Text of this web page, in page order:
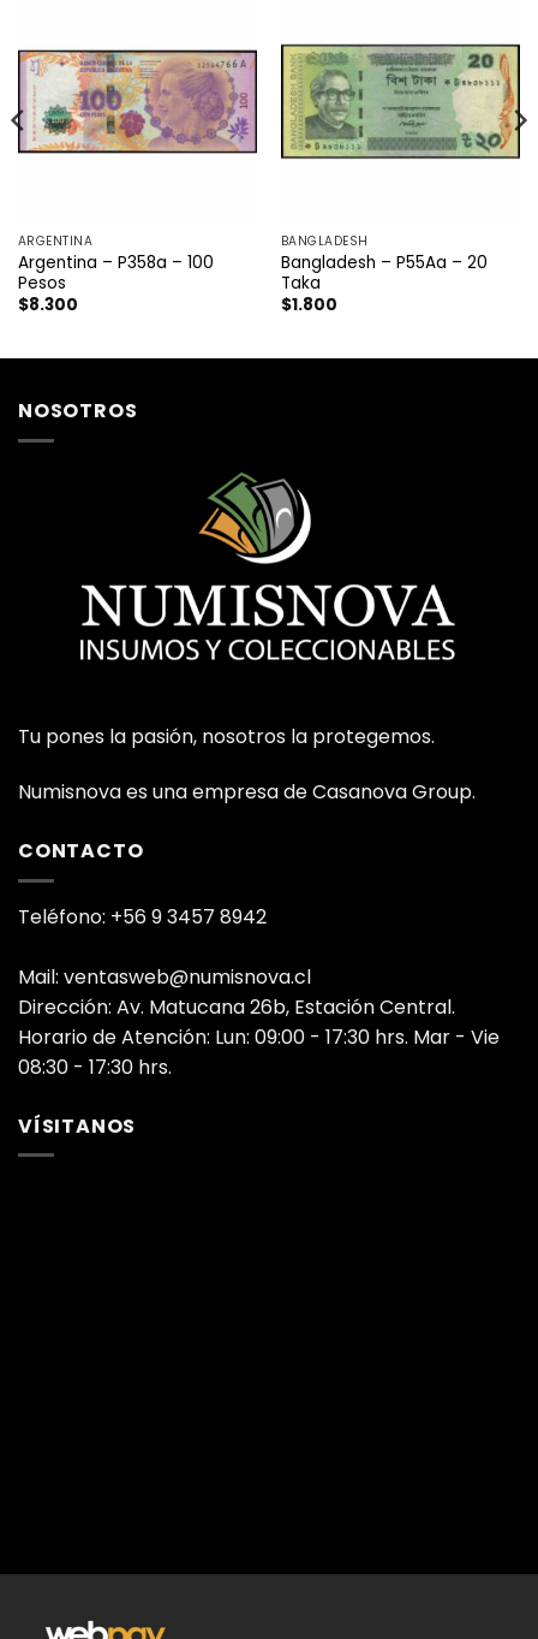
ARGENTINA
Argentina – P358a – 100
Pesos
$8.300
BANGLADESH
Bangladesh – P55Aa – 20
Taka
$1.800
NOSOTROS
Tu pones la pasión, nosotros la protegemos.
Numisnova es una empresa de Casanova Group.
CONTACTO
Teléfono: +56 9 3457 8942
Mail: ventasweb@numisnova.cl
Dirección: Av. Matucana 26b, Estación Central.
Horario de Atención: Lun: 09:00 - 17:30 hrs. Mar - Vie
08:30 - 17:30 hrs.
VÍSITANOS